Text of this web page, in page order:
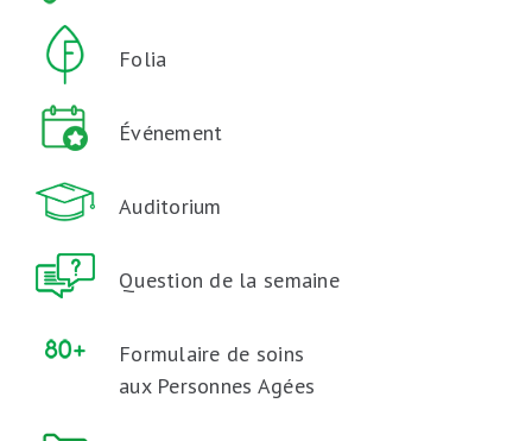
Folia
Événement
Auditorium
Question de la semaine
Formulaire de soins
aux Personnes Agées